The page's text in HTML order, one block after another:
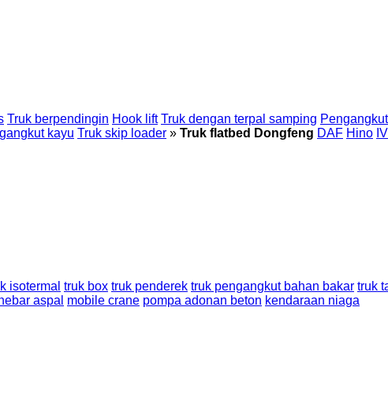
Truk berpendingin Hook lift Truk dengan terpal samping
kayu Truk skip loader » Truk flatbed Dongfeng DAF Hino
isotermal truk box truk penderek truk pengangkut bahan bakar truk
aspal mobile crane pompa adonan beton kendaraan niaga